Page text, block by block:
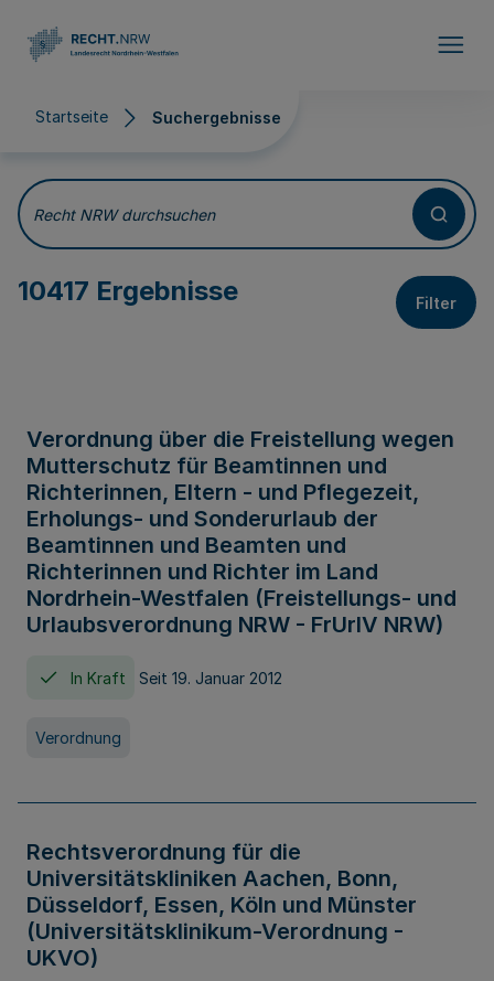
Startseite Suchergebnisse
Suchergebnisse
Recht NRW durchsuchen
10417 Ergebnisse Filter
Verordnung über die Freistellung wegen
Mutterschutz für Beamtinnen und
Richterinnen, Eltern - und Pflegezeit,
Erholungs- und Sonderurlaub der
Beamtinnen und Beamten und
Richterinnen und Richter im Land
Nordrhein-Westfalen (Freistellungs- und
Urlaubsverordnung NRW - FrUrlV NRW)
In Kraft Seit 19. Januar 2012
Verordnung
Rechtsverordnung für die
Universitätskliniken Aachen, Bonn,
Düsseldorf, Essen, Köln und Münster
(Universitätsklinikum-Verordnung -
UKVO)